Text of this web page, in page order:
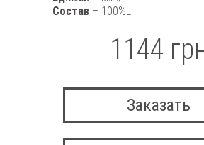
Состав – 100%LI
1144
Заказать